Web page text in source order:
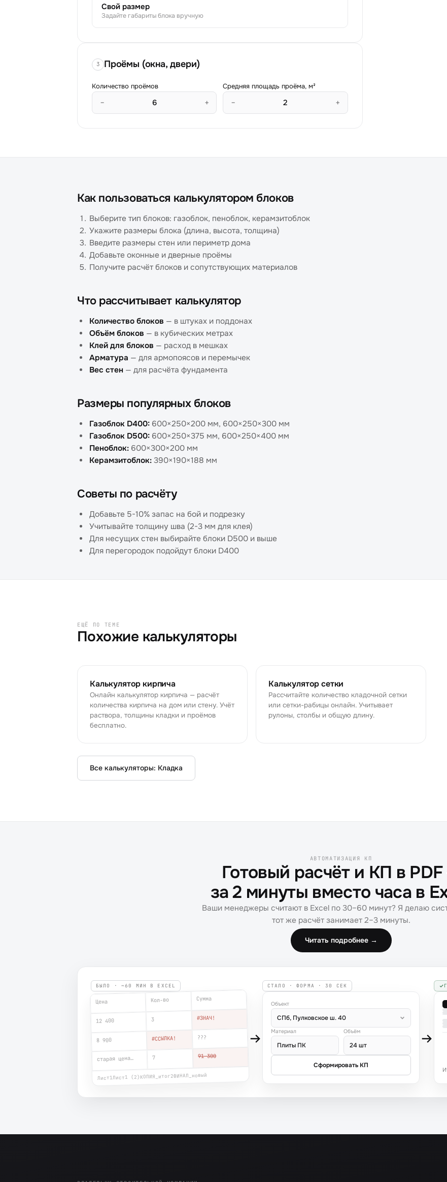
Свой размер
Задайте габариты блока вручную
3 Проёмы (окна, двери)
Количество проёмов
− +
Средняя площадь проёма, м²
− +
Как пользоваться калькулятором блоков
Выберите тип блоков: газоблок, пеноблок, керамзитоблок
Укажите размеры блока (длина, высота, толщина)
Введите размеры стен или периметр дома
Добавьте оконные и дверные проёмы
Получите расчёт блоков и сопутствующих материалов
Что рассчитывает калькулятор
Количество блоков — в штуках и поддонах
Объём блоков — в кубических метрах
Клей для блоков — расход в мешках
Арматура — для армопоясов и перемычек
Вес стен — для расчёта фундамента
Размеры популярных блоков
Газоблок D400: 600×250×200 мм, 600×250×300 мм
Газоблок D500: 600×250×375 мм, 600×250×400 мм
Пеноблок: 600×300×200 мм
Керамзитоблок: 390×190×188 мм
Советы по расчёту
Добавьте 5-10% запас на бой и подрезку
Учитывайте толщину шва (2-3 мм для клея)
Для несущих стен выбирайте блоки D500 и выше
Для перегородок подойдут блоки D400
ЕЩЁ ПО ТЕМЕ
Похожие калькуляторы
Калькулятор кирпича
Онлайн калькулятор кирпича — расчёт
количества кирпича на дом или стену. Учёт
раствора, толщины кладки и проёмов
бесплатно.
Калькулятор сетки
Рассчитайте количество кладочной сетки
или сетки-рабицы онлайн. Учитывает
рулоны, столбы и общую длину.
Все калькуляторы: Кладка
АВТОМАТИЗАЦИЯ КП
Готовый расчёт и КП в
за 2 минуты вместо часа в
Ваши менеджеры считают в Excel по 30–60 минут? Я делаю
тот же расчёт занимает 2–3 минуты.
Читать подробнее →
БЫЛО · ~60 МИН В EXCEL
Цена Кол-во Сумма
12 400 3 #ЗНАЧ!
8 900 #ССЫЛКА! ???
старая цена… 7 91 300
Лист1Лист1 (2)КОПИЯ_итог2ФИНАЛ_новый
СТАЛО · ФОРМА · 30 СЕК
Объект
СПб, Пулковское ш. 40
Материал
Плиты ПК
Объём
24 шт
Сформировать КП